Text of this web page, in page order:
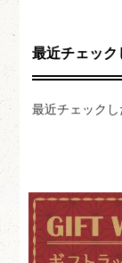
最近チェック
最近チェックし